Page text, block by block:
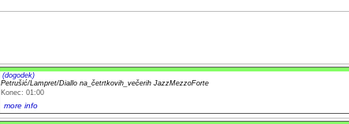
(dogodek)
Petrušić/Lampret/Diallo na_četrtkovih_večerih JazzMezzoForte
Konec: 01:00
more info